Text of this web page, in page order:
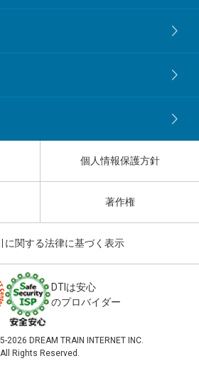
個人情報保護方針
著作権
に関する法律に基づく表示
DTIは安心
のプロバイダー
2026 DREAM TRAIN INTERNET INC.
All Rights Reserved.